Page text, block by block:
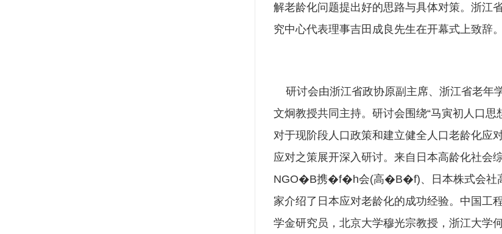
解老龄化问题提出好的思路与具体对策。浙江
究中心代表理事吉田成良先生在开幕式上致辞。
研讨会由浙江省政协原副主席、浙江省老年
文炯教授共同主持。研讨会围绕“马寅初人口
对于现阶段人口政策和建立健全人口老龄化应
应对之策展开深入研讨。来自日本高龄化社
NGO�B携�f�h会(高�B�f)、日本株式会社
家介绍了日本应对老龄化的成功经验。中国工
学金研究员，北京大学穆光宗教授，浙江大学